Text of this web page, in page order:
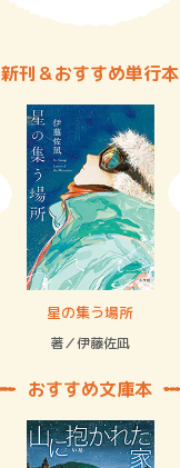
新刊＆おすすめ単行本
星の集う場所
著／伊藤佐凪
おすすめ文庫本